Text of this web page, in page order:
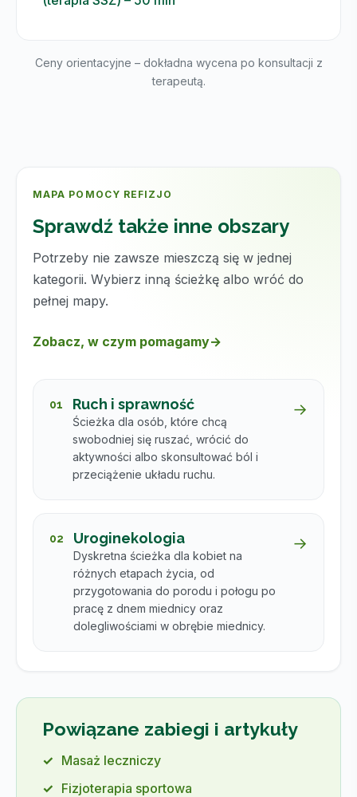
Ceny orientacyjne – dokładna wycena po konsultacji z
terapeutą.
MAPA POMOCY REFIZJO
Sprawdź także inne obszary
Potrzeby nie zawsze mieszczą się w jednej
kategorii. Wybierz inną ścieżkę albo wróć do
pełnej mapy.
Zobacz, w czym pomagamy→
01 Ruch i sprawność
Ścieżka dla osób, które chcą
swobodniej się ruszać, wrócić do
aktywności albo skonsultować ból i
przeciążenie układu ruchu.
→
02 Uroginekologia
Dyskretna ścieżka dla kobiet na
różnych etapach życia, od
przygotowania do porodu i połogu po
pracę z dnem miednicy oraz
dolegliwościami w obrębie miednicy.
→
Powiązane zabiegi i artykuły
Masaż leczniczy
Fizjoterapia sportowa